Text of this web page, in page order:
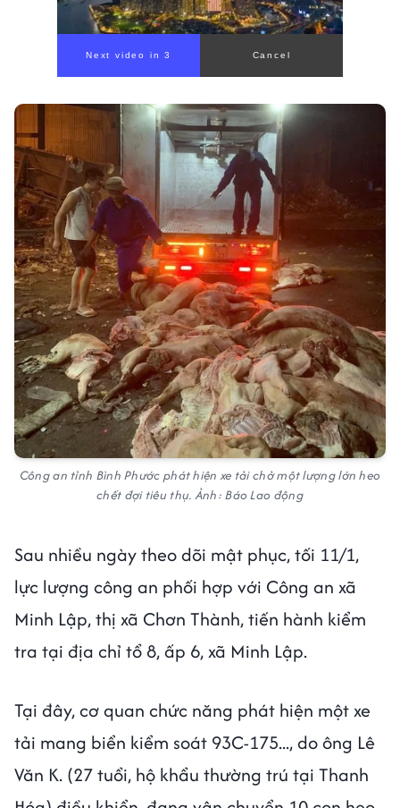
Công an tỉnh Bình Phước phát hiện xe tải chở một lượng lớn heo
chết đợi tiêu thụ. Ảnh: Báo Lao động
Sau nhiều ngày theo dõi mật phục, tối 11/1,
lực lượng công an phối hợp với Công an xã
Minh Lập, thị xã Chơn Thành, tiến hành kiểm
tra tại địa chỉ tổ 8, ấp 6, xã Minh Lập.
Tại đây, cơ quan chức năng phát hiện một xe
tải mang biển kiểm soát 93C-175..., do ông Lê
Văn K. (27 tuổi, hộ khẩu thường trú tại Thanh